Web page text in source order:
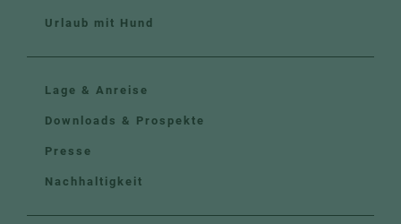
Urlaub mit Hund
Lage & Anreise
Downloads & Prospekte
Presse
Nachhaltigkeit